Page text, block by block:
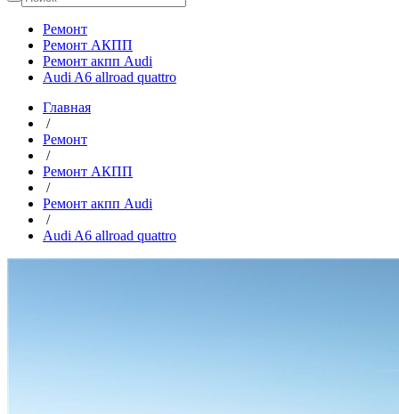
Ремонт
Ремонт АКПП
Ремонт акпп Audi
Audi A6 allroad quattro
Главная
/
Ремонт
/
Ремонт АКПП
/
Ремонт акпп Audi
/
Audi A6 allroad quattro